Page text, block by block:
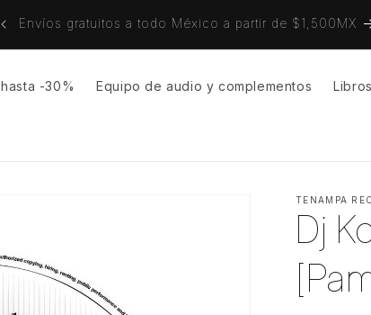
Envíos gratuitos a todo México a partir de $1,500MX
-30% Equipo de audio y complementos Libros
TENAMPA
Dj